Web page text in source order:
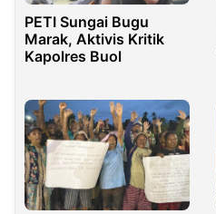
PETI Sungai Bugu
Marak, Aktivis Kritik
Kapolres Buol